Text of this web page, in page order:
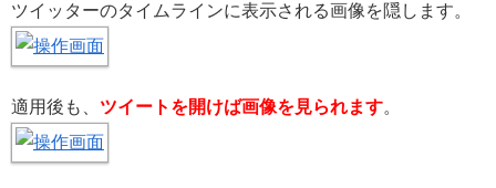
ツイッターのタイムラインに表示される画像を隠します。
適用後も、 ツイートを開けば画像を見られます。